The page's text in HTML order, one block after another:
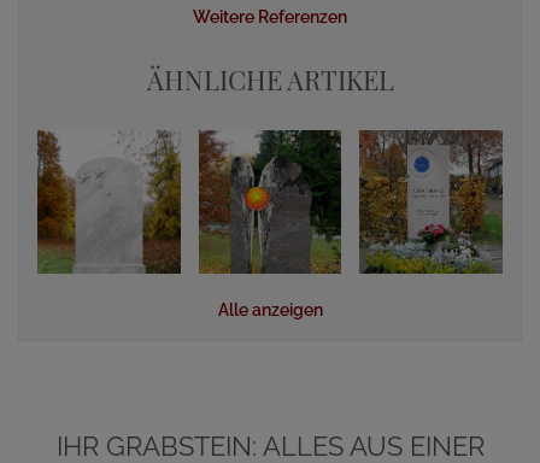
Weitere Referenzen
ÄHNLICHE ARTIKEL
Alle anzeigen
IHR GRABSTEIN: ALLES AUS EINER